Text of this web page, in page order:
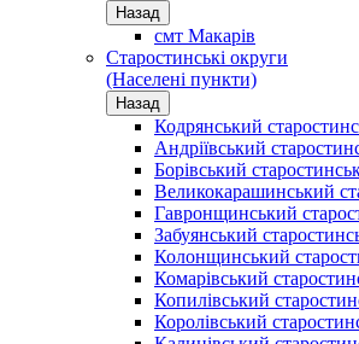
Назад
смт Макарів
Старостинські округи
(Населені пункти)
Назад
Кодрянський
Андріївський
Борівський
Великокарашинський
Гавронщинський
Забуянський
Колонщинський
Комарівський
Копилівський
Королівський